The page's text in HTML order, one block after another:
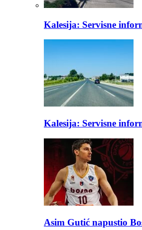
Kalesija: Servisne
Kalesija: Servisne
Asim Gutić napustio